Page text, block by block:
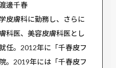
邊千春
皮膚科に勤務し、さらに
科医、美容皮膚科医とし
任。2012年に「千春皮フ
。2019年には「千春皮フ